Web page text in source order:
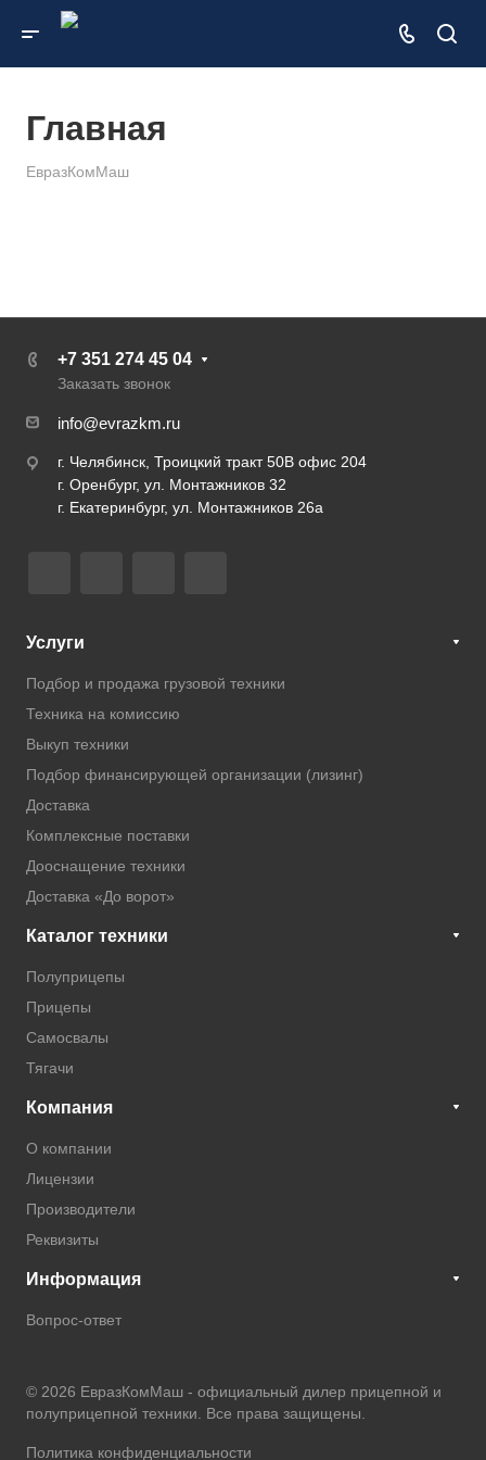
Главная
ЕвразКомМаш
+7 351 274 45 04
Заказать звонок
info@evrazkm.ru
г. Челябинск, Троицкий тракт 50В офис 204
г. Оренбург, ул. Монтажников 32
г. Екатеринбург, ул. Монтажников 26а
Услуги
Подбор и продажа грузовой техники
Техника на комиссию
Выкуп техники
Подбор финансирующей организации (лизинг)
Доставка
Комплексные поставки
Дооснащение техники
Доставка «До ворот»
Каталог техники
Полуприцепы
Прицепы
Самосвалы
Тягачи
Компания
О компании
Лицензии
Производители
Реквизиты
Информация
Вопрос-ответ
© 2026 ЕвразКомМаш - официальный дилер прицепной и
полуприцепной техники . Все права защищены.
Политика конфиденциальности